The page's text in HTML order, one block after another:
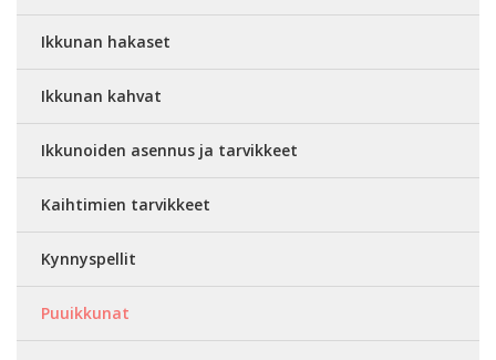
Ikkunan hakaset
Ikkunan kahvat
Ikkunoiden asennus ja tarvikkeet
Kaihtimien tarvikkeet
Kynnyspellit
Puuikkunat